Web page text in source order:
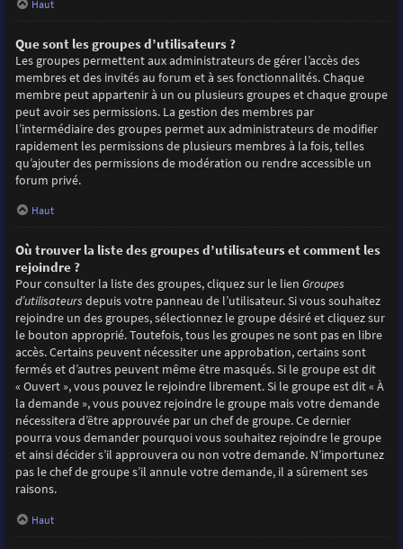
Haut
Que sont les groupes d’utilisateurs ?
Les groupes permettent aux administrateurs de gérer l’accès des
membres et des invités au forum et à ses fonctionnalités. Chaque
membre peut appartenir à un ou plusieurs groupes et chaque groupe
peut avoir ses permissions. La gestion des membres par
l’intermédiaire des groupes permet aux administrateurs de modifier
rapidement les permissions de plusieurs membres à la fois, telles
qu’ajouter des permissions de modération ou rendre accessible un
forum privé.
Haut
Où trouver la liste des groupes d’utilisateurs et comment les
rejoindre ?
Pour consulter la liste des groupes, cliquez sur le lien Groupes
d’utilisateurs depuis votre panneau de l’utilisateur. Si vous souhaitez
rejoindre un des groupes, sélectionnez le groupe désiré et cliquez sur
le bouton approprié. Toutefois, tous les groupes ne sont pas en libre
accès. Certains peuvent nécessiter une approbation, certains sont
fermés et d’autres peuvent même être masqués. Si le groupe est dit
« Ouvert », vous pouvez le rejoindre librement. Si le groupe est dit « À
la demande », vous pouvez rejoindre le groupe mais votre demande
nécessitera d’être approuvée par un chef de groupe. Ce dernier
pourra vous demander pourquoi vous souhaitez rejoindre le groupe
et ainsi décider s’il approuvera ou non votre demande. N’importunez
pas le chef de groupe s’il annule votre demande, il a sûrement ses
raisons.
Haut